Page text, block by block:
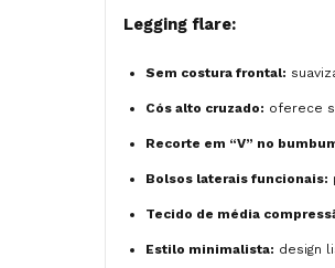
Legging flare:
Sem costura frontal:
Cós alto cruzado: oferece
Recorte em “V” no
Bolsos laterais funcionais:
Tecido de média
Estilo minimalista: design